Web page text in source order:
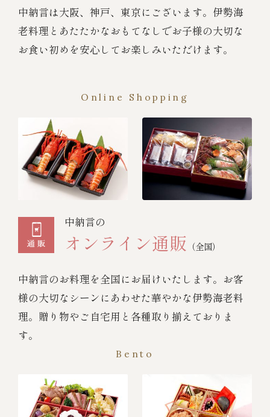
中納言は大阪、神戸、東京にございます。伊勢海
老料理とあたたかなおもてなしでお子様の大切な
お食い初めを安心してお楽しみいただけます。
Online Shopping
中納言の
オンライン通販 （全国）
中納言のお料理を全国にお届けいたします。お客
様の大切なシーンにあわせた華やかな伊勢海老料
理。贈り物やご自宅用と各種取り揃えておりま
す。
Bento